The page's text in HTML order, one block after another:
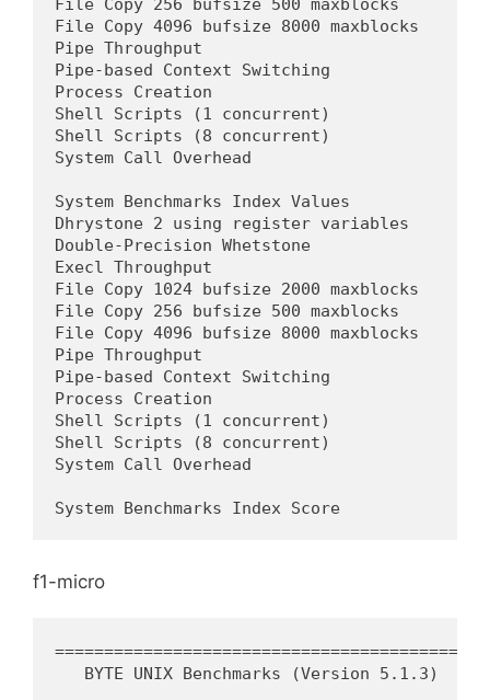
File Copy 256 bufsize 500 maxblocks
File Copy 4096 bufsize 8000 maxblocks
Pipe Throughput
Pipe-based Context Switching
Process Creation
Shell Scripts (1 concurrent)
Shell Scripts (8 concurrent)
System Call Overhead
System Benchmarks Index Values
Dhrystone 2 using register variables
Double-Precision Whetstone
Execl Throughput
File Copy 1024 bufsize 2000 maxblocks
File Copy 256 bufsize 500 maxblocks
File Copy 4096 bufsize 8000 maxblocks
Pipe Throughput
Pipe-based Context Switching
Process Creation
Shell Scripts (1 concurrent)
Shell Scripts (8 concurrent)
System Call Overhead
System Benchmarks Index Score
f1-micro
   BYTE UNIX Benchmarks (Version 5.1.3)